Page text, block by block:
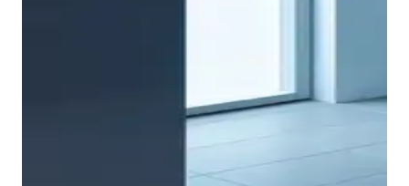
La ligereza y la sencillez también predominan en el